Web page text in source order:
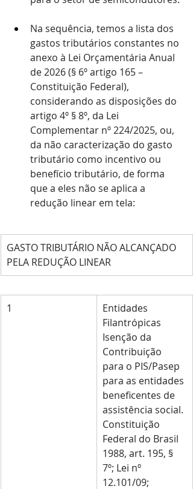
Na sequência, temos a lista dos
gastos tributários constantes no
anexo à Lei Orçamentária Anual
de 2026 (§ 6º artigo 165 –
Constituição Federal),
considerando as disposições do
artigo 4º § 8º, da Lei
Complementar nº 224/2025, ou,
da não caracterização do gasto
tributário como incentivo ou
benefício tributário, de forma
que a eles não se aplica a
redução linear em tela:
GASTO TRIBUTÁRIO NÃO ALCANÇADO
PELA REDUÇÃO LINEAR
1
Entidades
Filantrópicas
Isenção da
Contribuição
para o PIS/Pasep
para as entidades
beneficentes de
assistência social.
Constituição
Federal do Brasil
1988, art. 195, §
7º; Lei nº
12.101/09;